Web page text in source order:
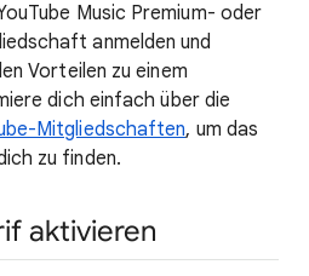
Music Premium- oder
anmelden und
Vorteilen zu einem
dich einfach über die
Mitgliedschaften, um das
zu finden.
aktivieren